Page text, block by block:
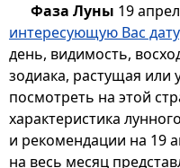
Фаза Луны 19
интересующую Вас дату
день, видимость,
зодиака, растущая
посмотреть на этой
характеристика
и рекомендации на 19
на весь месяц